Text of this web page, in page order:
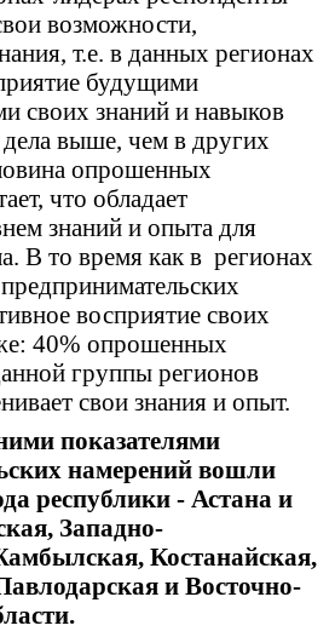
возможности,
т.е. в данных регионах
будущими
своих знаний и навыков
дела выше, чем в других
опрошенных
что обладает
знаний и опыта для
В то время как в регионах
восприятие своих
40% опрошенных
группы регионов
свои знания и опыт.
показателями
намерений вошли
республики - Астана и
Западно-
Костанайская,
и Восточно-